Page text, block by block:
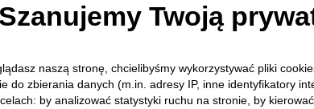
Burgery chili
Szanujemy Twoją
naszą stronę, chcielibyśmy wykorzystywać pliki
do zbierania danych (m.in. adresy IP, inne identyfikatory
celach: by analizować statystyki ruchu na stronie, by